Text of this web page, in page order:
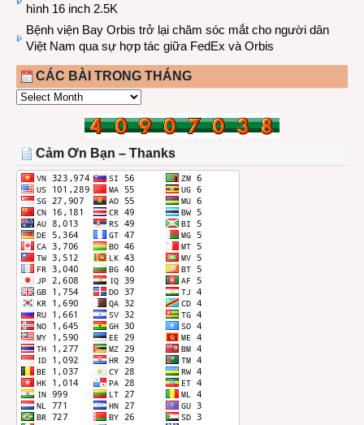
hình 16 inch 2.5K
Bệnh viện Bay Orbis trở lại chăm sóc mắt cho người dân
Việt Nam qua sự hợp tác giữa FedEx và Orbis
CÁC BÀI TRONG THÁNG
CÁC
THÁNG
Cảm Ơn Bạn – Thanks